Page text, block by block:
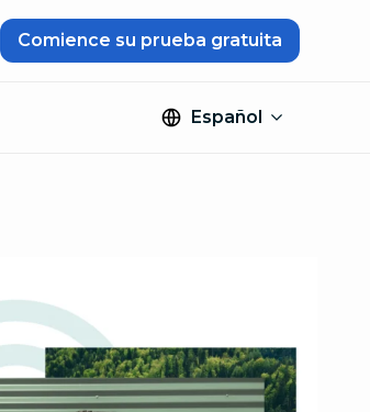
Comience su prueba gratuita
Español